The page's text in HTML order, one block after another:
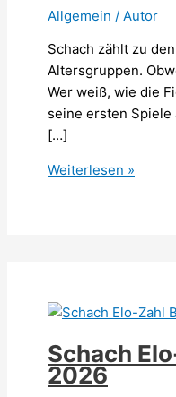
Allgemein / Autor
Schach zählt zu
Altersgruppen.
Wer weiß, wie die
seine ersten Spiele
[…]
Schach
im
schnellen
Überblick
2026
Weiterlesen »
Schach
2026